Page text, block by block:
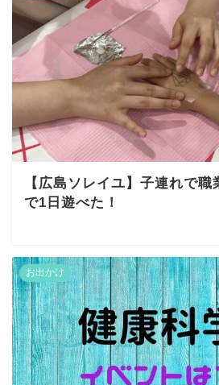
【広島ソレイユ】子連れで
で1日遊べた！
お出かけ